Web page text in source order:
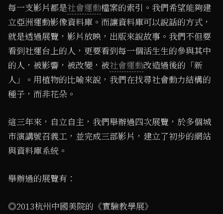
每一支影片都是社會運動檔案的索引。我們希望能夠建
立亞洲運動影像資料庫。而讓資料庫可以說話的方式，
就是透過展覽，影片放映，出版來說故事。我們不但要
看到社運台上的人，更要看到每一個活生生的參與其中
的人，被影響，被改變，被社會運動改造過後的「新
人」。用植物的比喻來說，我們在找尋社會動力結構的
種子，而非花朵。
這三年來，自立自主，我們舉辦過四次展覽，於多個城
市演講號召義工，並完成三部影片，建立了初步的網站
與資料庫系統。
舉辦過的展覽有：
◎2013杭州中國美院的《實驗教學展》